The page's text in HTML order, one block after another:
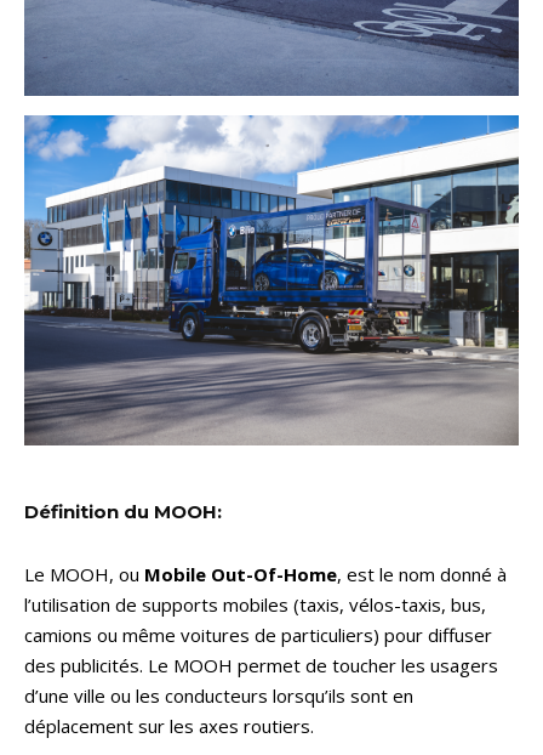
Définition du MOOH:
Le MOOH, ou Mobile Out-Of-Home, est le nom donné à
l’utilisation de supports mobiles (taxis, vélos-taxis, bus,
camions ou même voitures de particuliers) pour diffuser
des publicités. Le MOOH permet de toucher les usagers
d’une ville ou les conducteurs lorsqu’ils sont en
déplacement sur les axes routiers.